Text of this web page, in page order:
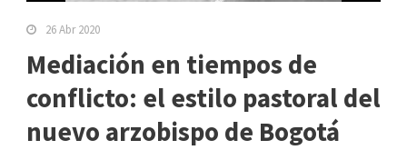
26 Abr 2020
Mediación en tiempos de
conflicto: el estilo pastoral del
nuevo arzobispo de Bogotá